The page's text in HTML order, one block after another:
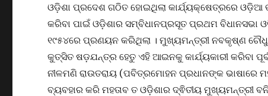
ଓଡ଼ିଶା ପ୍ରଦେଶ ଗଠିତ ହୋଇଥିଲା କାର୍ଯ୍ୟକ୍ଷେତ୍ରରେ ଓଡ଼ିଆ
କରିବା ପାଇଁ ଓଡ଼ିଶାର ସମ୍ବିଧାନପ୍ରସୂତ ପ୍ରଥମ ବିଧାନସଭା
୧୯୫୪ରେ ପ୍ରଣୟନ କରିଥିଲା । ମୁଖ୍ୟମନ୍ତ୍ରୀ ନବକୃଷ୍ଣ
କୁତ୍ସିତ ଷଡ଼ଯନ୍ତ୍ର ହେତୁ ଏହି ଆଇନକୁ କାର୍ଯ୍ୟକାରୀ କରିବା
ନୀଳମଣି ରାଉତରାୟ (ପବିତ୍ରମୋହନ ପ୍ରଧାନଙ୍କ ଭାଷାରେ
ବ୍ୟବହାର କରି ମହତାବ ତ ଓଡ଼ିଶାର ଦ୍ଵିତୀୟ ମୁଖ୍ୟମନ୍ତ୍ରୀ